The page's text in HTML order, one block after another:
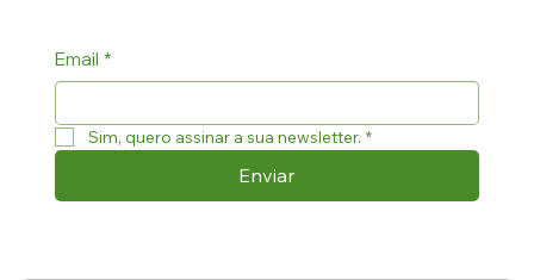
Email *
Sim, quero assinar a sua newsletter. *
Enviar